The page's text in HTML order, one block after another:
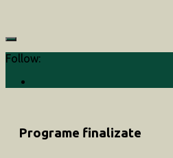
Follow:
Programe finalizate